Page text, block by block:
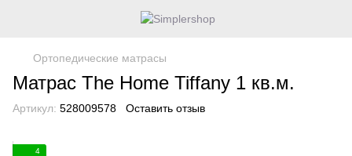
Ортопедические матрасы
Матрас The Home Tiffany 1 кв.м.
Артикул: 528009578 Оставить отзыв
4